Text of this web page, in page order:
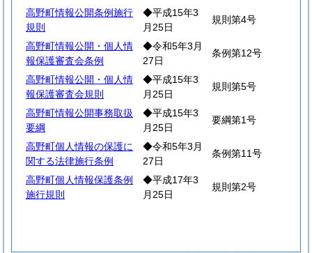
高野町情報公開条例施行
規則
◆平成15年3
月25日
規則第4号
高野町情報公開・個人情
報保護審査会条例
◆令和5年3月
27日
条例第12号
高野町情報公開・個人情
報保護審査会規則
◆平成15年3
月25日
規則第5号
高野町情報公開事務取扱
要綱
◆平成15年3
月25日
要綱第1号
高野町個人情報の保護に
関する法律施行条例
◆令和5年3月
27日
条例第11号
高野町個人情報保護条例
施行規則
◆平成17年3
月25日
規則第2号